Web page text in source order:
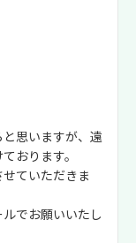
思いますが、遠
おります。
ていただきま
でお願いいたし